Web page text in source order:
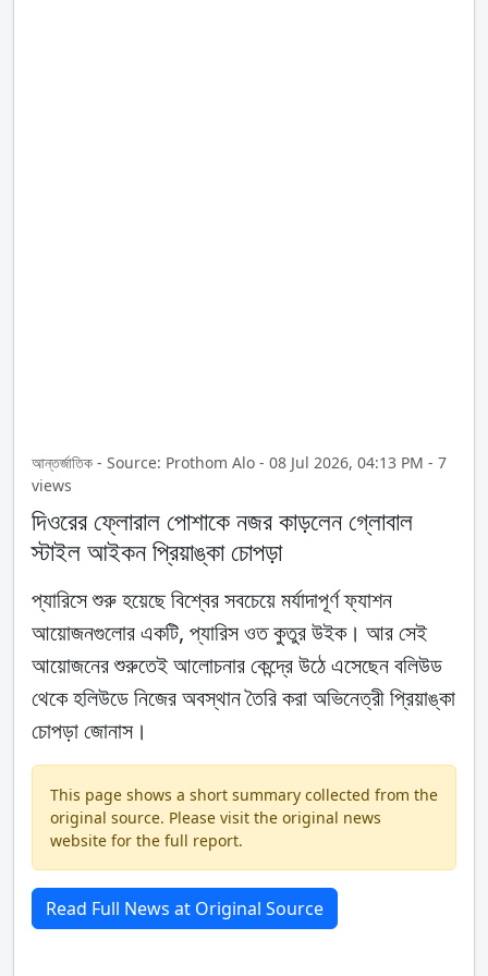
আন্তর্জাতিক - Source: Prothom Alo - 08 Jul 2026, 04:13 PM - 7
views
দিওরের ফ্লোরাল পোশাকে নজর কাড়লেন গ্লোবাল
স্টাইল আইকন প্রিয়াঙ্কা চোপড়া
প্যারিসে শুরু হয়েছে বিশ্বের সবচেয়ে মর্যাদাপূর্ণ ফ্যাশন
আয়োজনগুলোর একটি, প্যারিস ওত কুতুর উইক। আর সেই
আয়োজনের শুরুতেই আলোচনার কেন্দ্রে উঠে এসেছেন বলিউড
থেকে হলিউডে নিজের অবস্থান তৈরি করা অভিনেত্রী প্রিয়াঙ্কা
চোপড়া জোনাস।
This page shows a short summary collected from the
original source. Please visit the original news
website for the full report.
Read Full News at Original Source